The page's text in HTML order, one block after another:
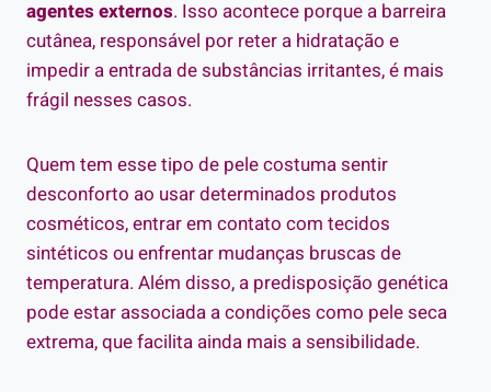
agentes externos. Isso acontece porque a barreira
cutânea, responsável por reter a hidratação e
impedir a entrada de substâncias irritantes, é mais
frágil nesses casos.
Quem tem esse tipo de pele costuma sentir
desconforto ao usar determinados produtos
cosméticos, entrar em contato com tecidos
sintéticos ou enfrentar mudanças bruscas de
temperatura. Além disso, a predisposição genética
pode estar associada a condições como pele seca
extrema, que facilita ainda mais a sensibilidade.